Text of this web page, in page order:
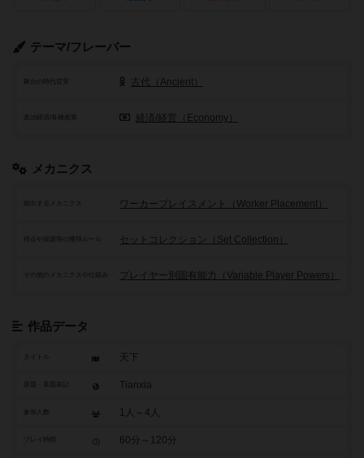
テーマ/フレーバー
舞台の時代背景 古代（Ancient）
政治経済/各種産業 経済/経営（Economy）
メカニクス
頻出するメカニクス ワーカープレイスメント（Worker Placement）
セットコレクション（Set Collection）
その他のメカニクスや仕組み プレイヤー別固有能力（Variable Player Powers）
作品データ
タイトル 天下
Tianxia
参加人数 1人～4人
60分～120分